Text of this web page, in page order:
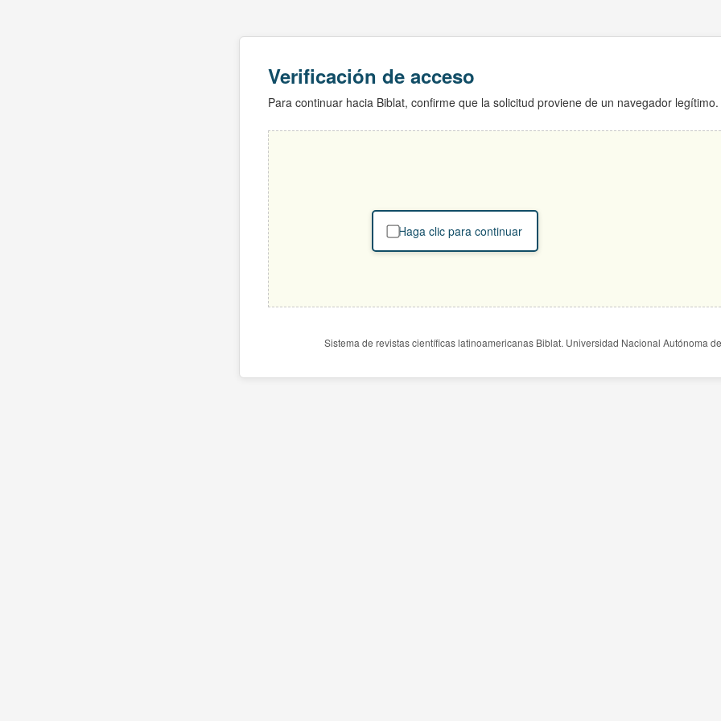
Verificación de acceso
Para continuar hacia Biblat, confirme que la solicitud proviene de un navegador legítimo.
Haga clic para continuar
Sistema de revistas científicas latinoamericanas Biblat. Universidad Nacional Autónoma